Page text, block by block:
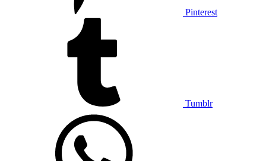
Pinterest
Tumblr